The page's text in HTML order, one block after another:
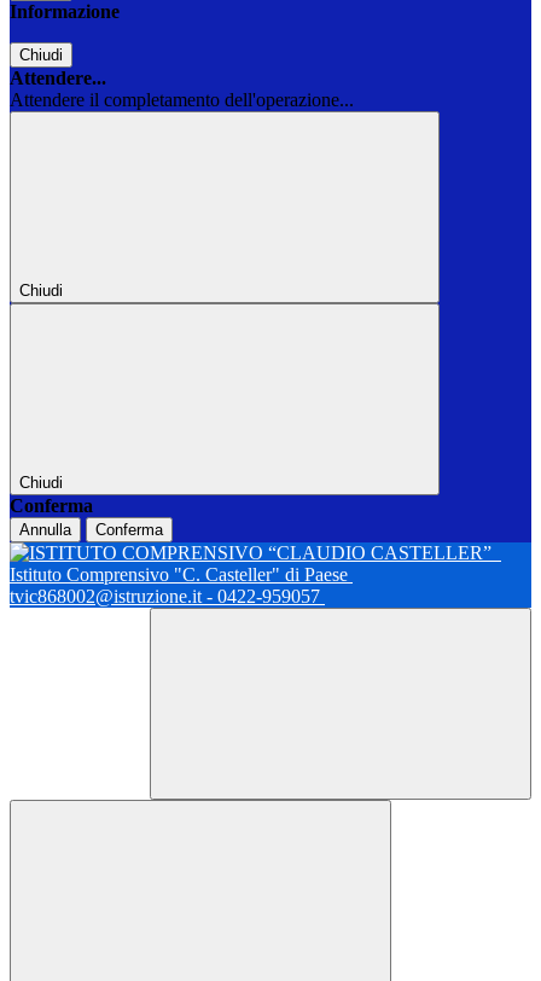
Informazione
Chiudi
Attendere...
Attendere il completamento dell'operazione...
Chiudi
Chiudi
Conferma
Annulla Conferma
Istituto Comprensivo "C. Casteller" di Paese
tvic868002@istruzione.it - 0422-959057